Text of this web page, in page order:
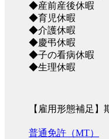
◆産前産後休暇
◆育児休暇
◆介護休暇
◆慶弔休暇
◆子の看病休暇
◆生理休暇
【雇用形態補足
普通免許（MT）